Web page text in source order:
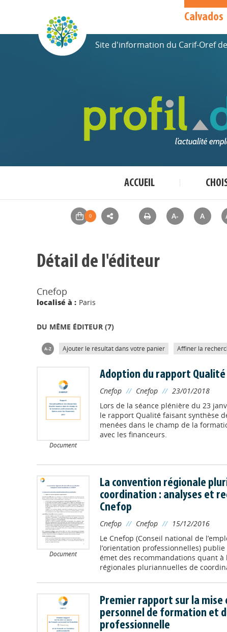
Calvados
Site d'information du Carif-Oref
ACCUEIL
A- A
Détail de l'éditeur
Cnefop
localisé à : Paris
DU MÊME ÉDITEUR (7)
Ajouter le résultat dans votre panier Affiner la
Document
Adoption du rapport Qualité
Cnefop // Cnefop // 23/01/2018
Lors de la séance plénière du 23
le rapport Qualité faisant synthèse
menées dans le champ de la
avec les financeurs.
Document
La convention régionale
coordination : analyses et
Cnefop
Cnefop // Cnefop // 15/12/2016
Le Cnefop (Conseil national de
l’orientation professionnelles)
émet des recommandations quant à
régionales pluriannuelles de
Premier rapport sur la mise
personnel de formation et
professionnelle